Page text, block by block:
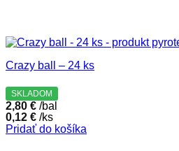
Crazy ball – 24 ks
SKLADOM
2,80 € /bal
0,12 € /ks
Pridať do košíka